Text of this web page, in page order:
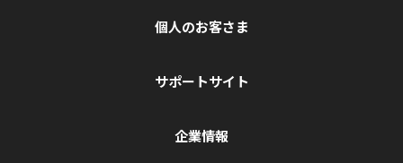
個人のお客さま
サポートサイト
企業情報